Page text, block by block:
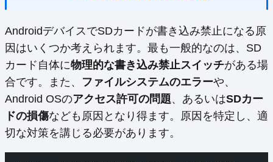
AndroidデバイスでSDカードが書き込み禁止になる原
因はいくつか考えられます。最も一般的なのは、SD
カード自体に物理的な書き込み禁止スイッチがある場
合です。また、 ファイルシステムのエラーや、
Android OSのアクセス許可の問題、あるいはSDカー
ドの損傷なども原因となり得ます。原因を特定し、適
切な対策を講じる必要があります。